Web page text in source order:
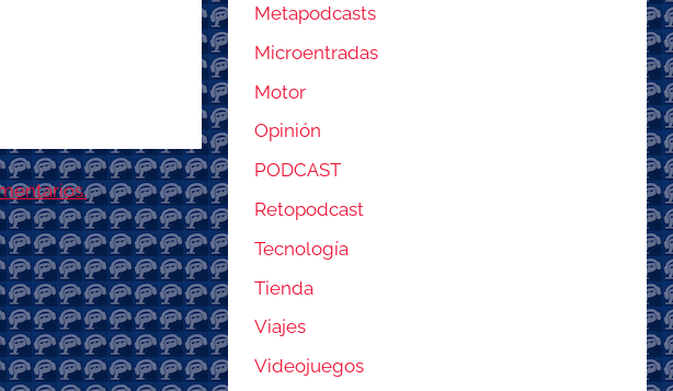
Metapodcasts
Microentradas
Motor
Opinión
PODCAST
Retopodcast
Tecnología
Tienda
Viajes
Videojuegos